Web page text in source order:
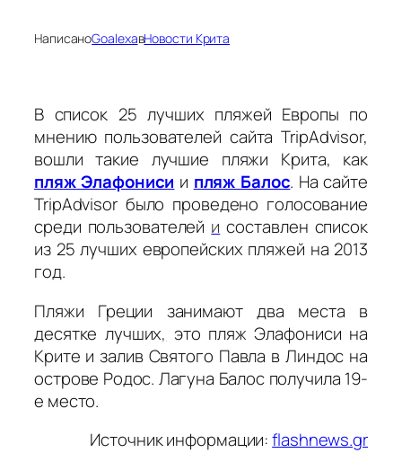
НаписаноGoalexaвНовости Крита
В список 25 лучших пляжей Европы по
мнению пользователей сайта TripAdvisor,
вошли такие лучшие пляжи Крита, как
пляж Элафониси и пляж Балос. На сайте
TripAdvisor было проведено голосование
среди пользователей и составлен список
из 25 лучших европейских пляжей на 2013
год.
Пляжи Греции занимают два места в
десятке лучших, это пляж Элафониси на
Крите и залив Святого Павла в Линдос на
острове Родос. Лагуна Балос получила 19-
е место.
Источник информации:flashnews.gr